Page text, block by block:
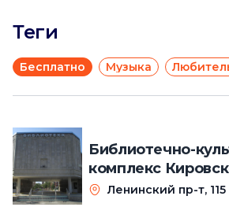
Теги
Бесплатно Музыка
Библиотечно-
комплекс
им. А. Молчанова
Ленинский пр-т, 115